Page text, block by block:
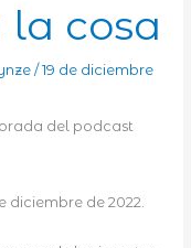
la cosa
/19 de diciembre
del podcast
diciembre de 2022.